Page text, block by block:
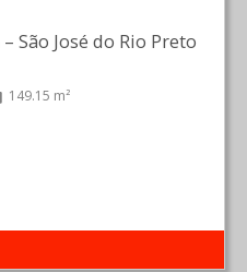
– São José do Rio Preto
149.15 m²